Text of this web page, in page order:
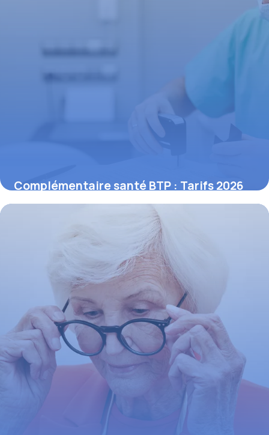
Complémentaire santé BTP : Tarifs 2026
17 mai 2026